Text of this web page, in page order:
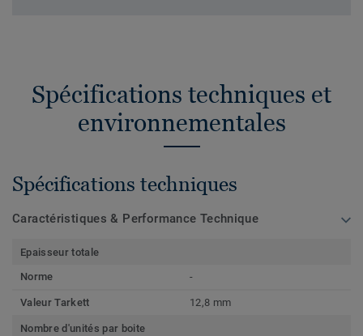
Spécifications techniques et
environnementales
Spécifications techniques
Caractéristiques & Performance Technique
Epaisseur totale
Norme
-
Valeur Tarkett 12,8 mm
Nombre d'unités par boite